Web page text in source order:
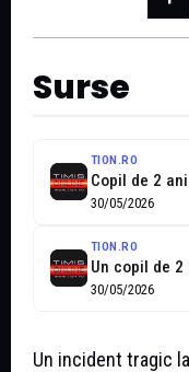
Surse
TION.RO
30/05/2026
TION.RO
Un copil de
30/05/2026
Un incident tragic